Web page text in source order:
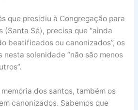
que presidiu à Congregação para
(Santa Sé), precisa que “ainda
beatificados ou canonizados”, os
nesta solenidade “não são menos
dos santos, também os
canonizados. Sabemos que